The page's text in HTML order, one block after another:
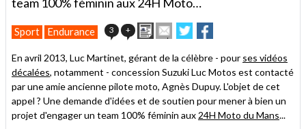
Sport Endurance 3 + ImprimerEnvoyer
cet
à
un
ami
Partager
sur
sur
En avril 2013, Luc Martinet, gérant de la célèbre - pour ses vidéos
décalées, notamment - concession Suzuki Luc Motos est contacté
par une amie ancienne pilote moto, Agnès Dupuy. L'objet de cet
appel ? Une demande d'idées et de soutien pour mener à bien un
projet d'engager un team 100% féminin aux 24H Moto du Mans...